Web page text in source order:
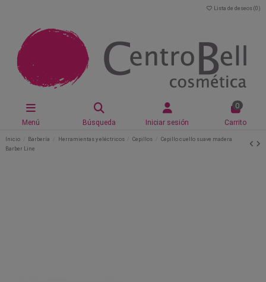
Lista de deseos (0 )
Menú Búsqueda Iniciar sesión
0
Carrito
Inicio Barbería Herramientas y eléctricos Cepillos
Cepillo cuello suave madera
Barber Line